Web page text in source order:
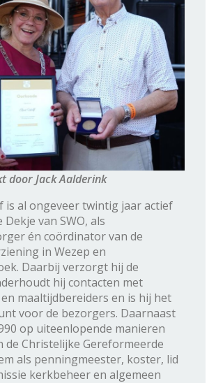
door Jack Aalderink
is al ongeveer twintig jaar actief
van SWO, als
én coördinator van de
in Wezep en
Daarbij verzorgt hij de
hij contacten met
maaltijdbereiders en is hij het
voor de bezorgers. Daarnaast
op uiteenlopende manieren
de Christelijke Gereformeerde
als penningmeester, koster, lid
kerkbeheer en algemeen